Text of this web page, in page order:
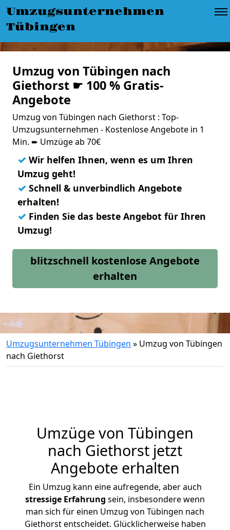
Umzugsunternehmen
Tübingen
Umzug von Tübingen nach
Giethorst ☛ 100 % Gratis-
Angebote
Umzug von Tübingen nach Giethorst : Top-
Umzugsunternehmen - Kostenlose Angebote in 1
Min. ➨ Umzüge ab 70€
✓ Wir helfen Ihnen, wenn es um Ihren
Umzug geht!
✓ Schnell & unverbindlich Angebote
erhalten!
✓ Finden Sie das beste Angebot für Ihren
Umzug!
blitzschnell kostenlose Angebote
erhalten
Umzugsunternehmen Tübingen » Umzug von Tübingen
nach Giethorst
Umzüge von Tübingen
nach Giethorst jetzt
Angebote erhalten
Ein Umzug kann eine aufregende, aber auch
stressige Erfahrung sein, insbesondere wenn
man sich für einen Umzug von Tübingen nach
Giethorst entscheidet. Glücklicherweise haben